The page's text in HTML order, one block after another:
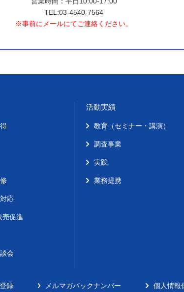
TEL:03-4540-7564
※事前にメールにてご連絡ください。
応
売促進
会
活動実績
教育（セミナー・講演）
調査事業
実践
業務提携
録 メルマガバックナンバー 個人情報